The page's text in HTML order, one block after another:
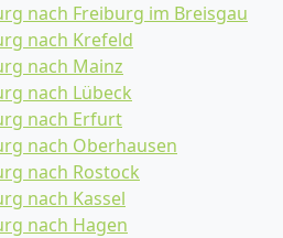
nach Freiburg im Breisgau
nach Krefeld
nach Mainz
nach Lübeck
nach Erfurt
nach Oberhausen
nach Rostock
nach Kassel
nach Hagen